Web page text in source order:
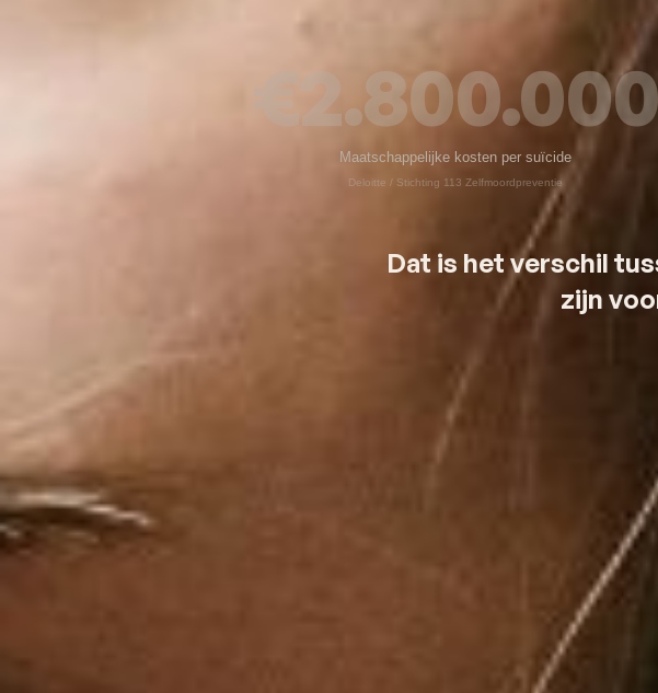
€2.800.000
Maatschappelijke kosten per suïcide
Deloitte / Stichting 113 Zelfmoordpreventie
Dat is het verschil
zijn